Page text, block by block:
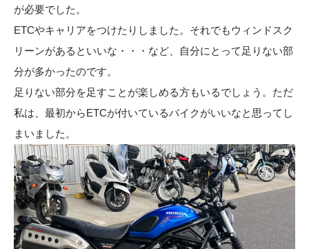
が必要でした。
ETCやキャリアをつけたりしました。それでもウィンドスク
リーンがあるといいな・・・など、自分にとって足りない部
分が多かったのです。
足りない部分を足すことが楽しめる方もいるでしょう。ただ
私は、最初からETCが付いているバイクがいいなと思ってし
まいました。